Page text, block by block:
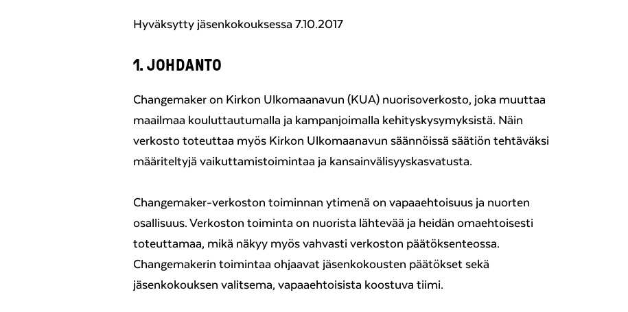
Hyväksytty jäsenkokouksessa 7.10.2017
1. JOHDANTO
Changemaker on Kirkon Ulkomaanavun (KUA) nuorisoverkosto, joka muuttaa
maailmaa kouluttautumalla ja kampanjoimalla kehityskysymyksistä. Näin
verkosto toteuttaa myös Kirkon Ulkomaanavun säännöissä säätiön tehtäväksi
määriteltyjä vaikuttamistoimintaa ja kansainvälisyyskasvatusta.
Changemaker-verkoston toiminnan ytimenä on vapaaehtoisuus ja nuorten
osallisuus. Verkoston toiminta on nuorista lähtevää ja heidän omaehtoisesti
toteuttamaa, mikä näkyy myös vahvasti verkoston päätöksenteossa.
Changemakerin toimintaa ohjaavat jäsenkokousten päätökset sekä
jäsenkokouksen valitsema, vapaaehtoisista koostuva tiimi.